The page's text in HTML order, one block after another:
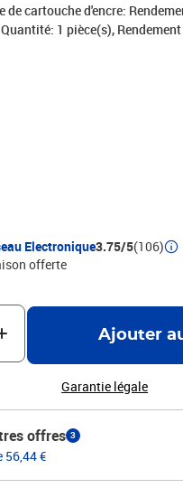
de cartouche d'encre:
1 pièce(s),
Electronique3.75/5(106)
offerte
Ajouter
Garantie légale
offres 3
56,44 €